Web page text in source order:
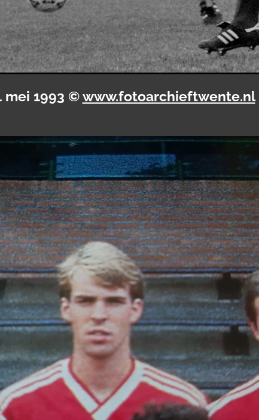
mei 1993 ©www.fotoarchieftwente.nl